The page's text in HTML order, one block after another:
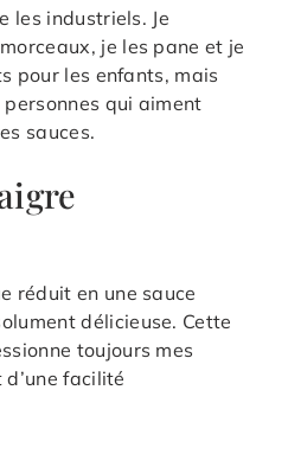
les industriels. Je
je les pane et je
pour les enfants, mais
qui aiment
sauces.
réduit en une sauce
délicieuse. Cette
toujours mes
facilité